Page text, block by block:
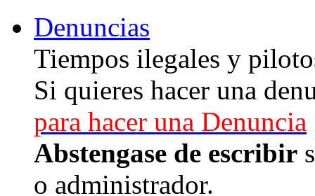
Denuncias
Tiempos ilegales y
Si quieres hacer una
para hacer una Denuncia
Abstengase de escribir
o administrador.